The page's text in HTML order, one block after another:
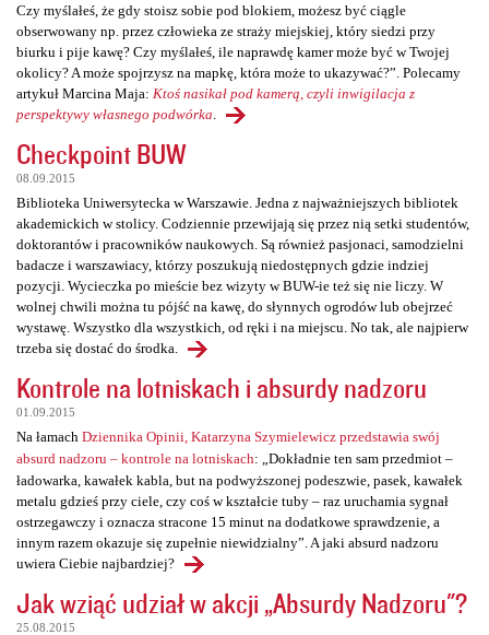
Czy myślałeś, że gdy stoisz sobie pod blokiem, możesz być ciągle
obserwowany np. przez człowieka ze straży miejskiej, który siedzi przy
biurku i pije kawę? Czy myślałeś, ile naprawdę kamer może być w Twojej
okolicy? A może spojrzysz na mapkę, która może to ukazywać?”. Polecamy
artykuł Marcina Maja: Ktoś nasikał pod kamerą, czyli inwigilacja z
perspektywy własnego podwórka
Checkpoint BUW
08.09.2015
Biblioteka Uniwersytecka w Warszawie. Jedna z najważniejszych bibliotek
akademickich w stolicy. Codziennie przewijają się przez nią setki studentów,
doktorantów i pracowników naukowych. Są również pasjonaci, samodzielni
badacze i warszawiacy, którzy poszukują niedostępnych gdzie indziej
pozycji. Wycieczka po mieście bez wizyty w BUW-ie też się nie liczy. W
wolnej chwili można tu pójść na kawę, do słynnych ogrodów lub obejrzeć
wystawę. Wszystko dla wszystkich, od ręki i na miejscu. No tak, ale najpierw
trzeba się dostać do środka.
Kontrole na lotniskach i absurdy nadzoru
01.09.2015
Na łamach Dziennika Opinii, Katarzyna Szymielewicz przedstawia swój
absurd nadzoru – kontrole na lotniskach: „Dokładnie ten sam przedmiot –
ładowarka, kawałek kabla, but na podwyższonej podeszwie, pasek, kawałek
metalu gdzieś przy ciele, czy coś w kształcie tuby – raz uruchamia sygnał
ostrzegawczy i oznacza stracone 15 minut na dodatkowe sprawdzenie, a
innym razem okazuje się zupełnie niewidzialny”. A jaki absurd nadzoru
uwiera Ciebie najbardziej?
Jak wziąć udział w akcji „Absurdy Nadzoru"?
25.08.2015